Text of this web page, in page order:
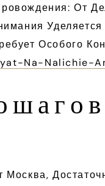
От
Особого
Na-Nalichie-